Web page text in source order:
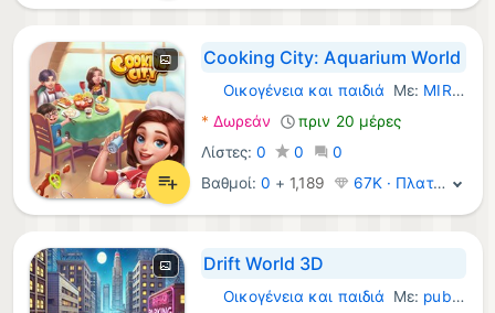
Cooking City: Aquarium World
Windows Παιχνίδια:
Οικογένεια και παιδιά Με: MIRACLE GAMES INC.
* Δωρεάν
πριν 20 μέρες
Λίστες:0 0
0
Βαθμοί:0 + 1,189 67K · Πλατίνα
Drift World 3D
Windows Παιχνίδια:
Οικογένεια και παιδιά Με: pubteamsix